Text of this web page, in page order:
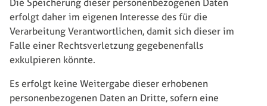
Die Speicherung dieser personenbezogenen Daten
erfolgt daher im eigenen Interesse des für die
Verarbeitung Verantwortlichen, damit sich dieser im
Falle einer Rechtsverletzung gegebenenfalls
exkulpieren könnte.
Es erfolgt keine Weitergabe dieser erhobenen
personenbezogenen Daten an Dritte, sofern eine